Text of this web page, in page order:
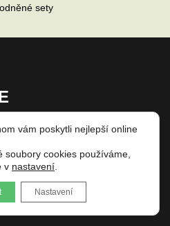
sety
údajů
vám poskytli nejlepší online
cookies používáme,
v nastavení
Nastavení